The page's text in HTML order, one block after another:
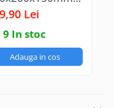
metalic
IP66
630A vopsit
Lei
9 In stoc
Adauga in cos